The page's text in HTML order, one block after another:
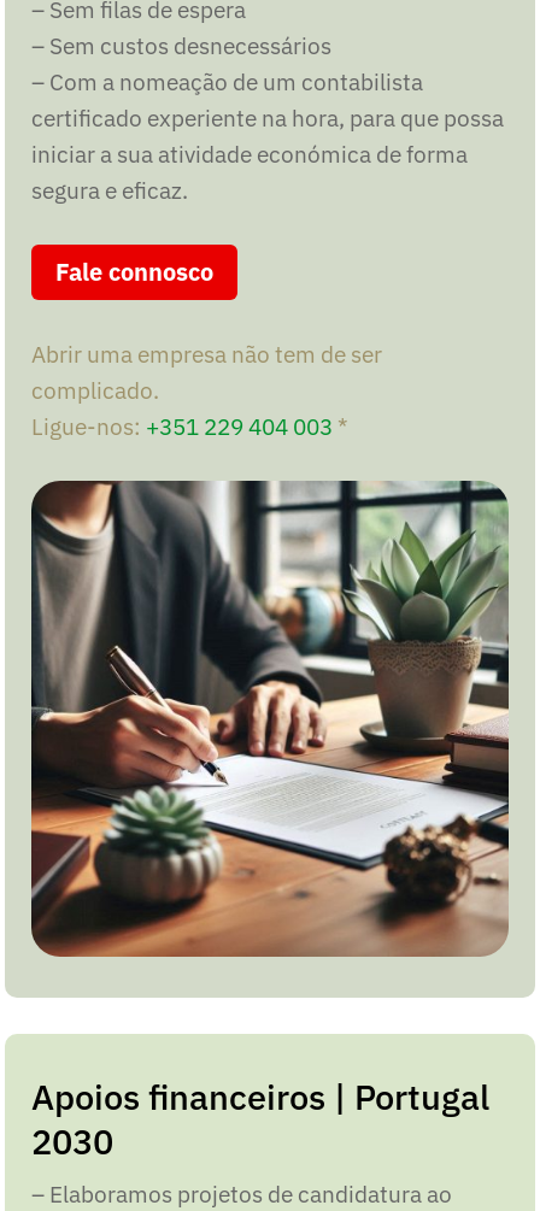
– Sem filas de espera
– Sem custos desnecessários
– Com a nomeação de um contabilista
certificado experiente na hora, para que possa
iniciar a sua atividade económica de forma
segura e eficaz.
Fale connosco
Abrir uma empresa não tem de ser
complicado.
Ligue-nos: +351 229 404 003 *
Apoios financeiros | Portugal
2030
– Elaboramos projetos de candidatura ao